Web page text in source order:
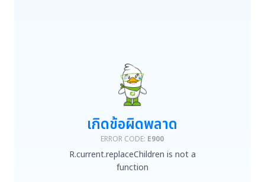
R.current.replaceChildren is not a function
เกิดข้อผิดพลาด
ERROR CODE: E900
R.current.replaceChildren is not a
function